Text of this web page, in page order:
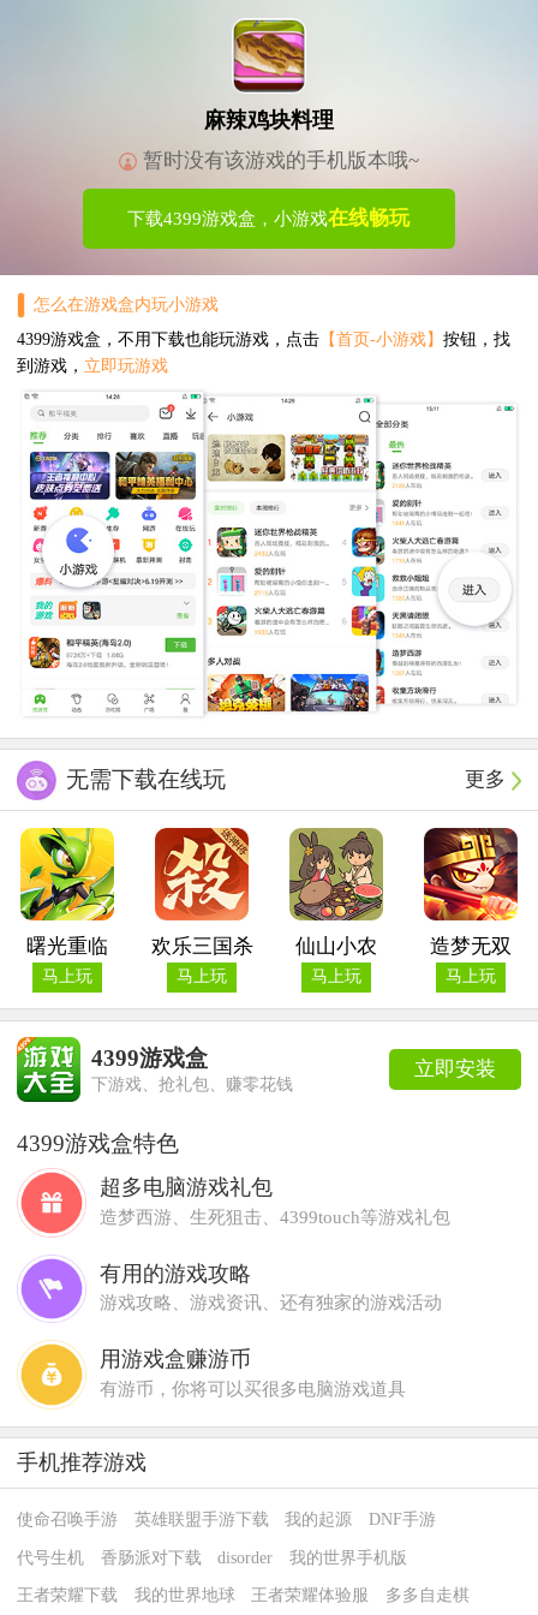
麻辣鸡块料理
暂时没有该游戏的手机版本哦~
下载4399游戏盒，小游戏在线畅玩
怎么在游戏盒内玩小游戏
4399游戏盒，不用下载也能玩游戏，点击【首页-小游戏】 按钮，找
到游戏， 立即玩游戏
更多
无需下载在线玩
曙光重临
马上玩
欢乐三国杀
马上玩
仙山小农
马上玩
造梦无双
马上玩
立即安装
4399游戏盒
下游戏、抢礼包、赚零花钱
4399游戏盒特色
超多电脑游戏礼包
造梦西游、生死狙击、4399touch等游戏礼包
有用的游戏攻略
游戏攻略、游戏资讯、还有独家的游戏活动
用游戏盒赚游币
有游币，你将可以买很多电脑游戏道具
手机推荐游戏
使命召唤手游 英雄联盟手游下载 我的起源 DNF手游
代号生机 香肠派对下载 disorder 我的世界手机版
王者荣耀下载 我的世界地球 王者荣耀体验服 多多自走棋